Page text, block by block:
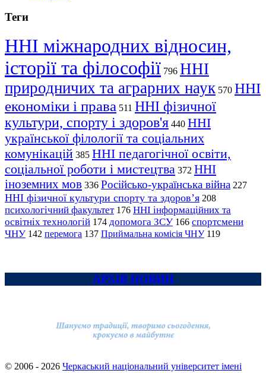
Теги
ННІ міжнародних відносин,
історії та філософії 796 ННІ
природничих та аграрних наук 570 ННІ
економіки і права 511 ННІ фізичної
культури, спорту і здоров'я 440 ННІ
української філології та соціальних
комунікацій 385 ННІ педагогічної освіти,
соціальної роботи і мистецтва 372 ННІ
іноземних мов 336 Російсько-українська війна 227
ННІ фізичної культури спорту та здоров’я 208
психологічний факультет 176 ННІ інформаційних та
освітніх технологій 174 допомога ЗСУ 166 спортсмени
ЧНУ 142 перемога 137 Приймальна комісія ЧНУ 119
АРХІВ НОВИН
© 2006 - 2026 Черкаський національний університет імені